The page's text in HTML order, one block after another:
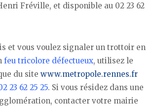
Fréville, et disponible au 02 23 62
et vous voulez signaler un trottoir en
feu tricolore défectueux, utilisez le
du site www.metropole.rennes.fr
23 62 25 25. Si vous résidez dans une
contacter votre mairie